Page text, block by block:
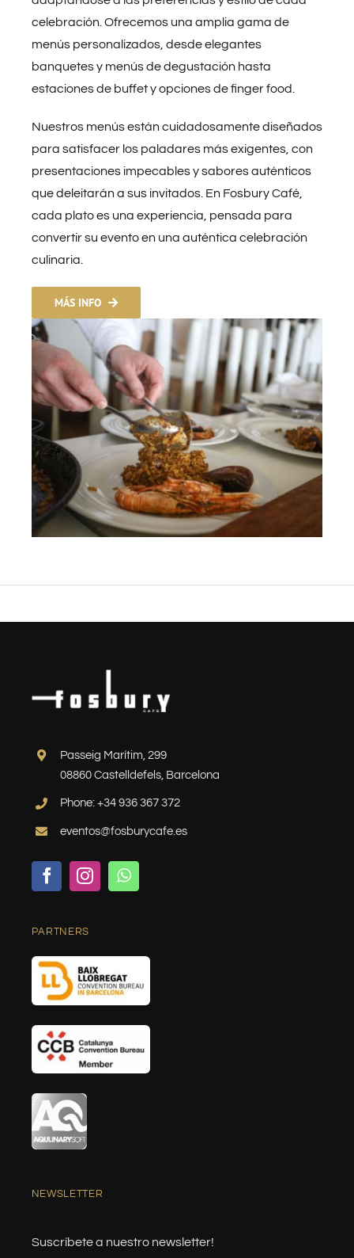
celebración. Ofrecemos una amplia gama de
menús personalizados, desde elegantes
banquetes y menús de degustación hasta
estaciones de buffet y opciones de finger food.
Nuestros menús están cuidadosamente diseñados
para satisfacer los paladares más exigentes, con
presentaciones impecables y sabores auténticos
que deleitarán a sus invitados. En Fosbury Café,
cada plato es una experiencia, pensada para
convertir su evento en una auténtica celebración
culinaria.
MÁS INFO
Passeig Marítim, 299
08860 Castelldefels, Barcelona
Phone: +34 936 367 372
eventos@fosburycafe.es
PARTNERS
NEWSLETTER
Suscríbete a nuestro newsletter!